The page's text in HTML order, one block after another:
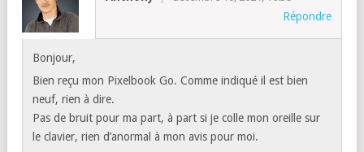
Répondre
Bonjour,
Bien reçu mon Pixelbook Go. Comme indiqué il est bien
neuf, rien à dire.
Pas de bruit pour ma part, à part si je colle mon oreille sur
le clavier, rien d’anormal à mon avis pour moi.